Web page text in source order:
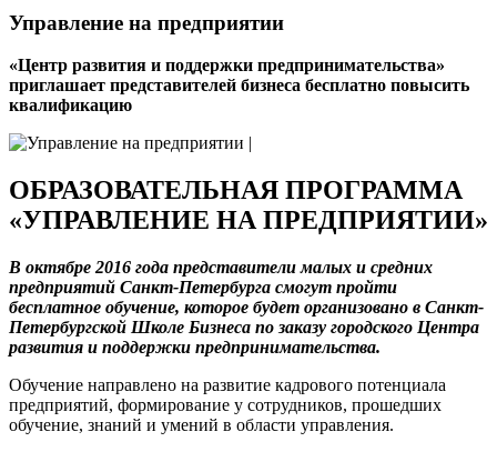
Управление на предприятии
«Центр развития и поддержки предпринимательства»
приглашает представителей бизнеса бесплатно повысить
квалификацию
ОБРАЗОВАТЕЛЬНАЯ ПРОГРАММА
«УПРАВЛЕНИЕ НА ПРЕДПРИЯТИИ»
В октябре 2016 года представители малых и средних
предприятий Санкт-Петербурга смогут пройти
бесплатное обучение, которое будет организовано в Санкт-
Петербургской Школе Бизнеса по заказу городского Центра
развития и поддержки предпринимательства.
Обучение направлено на развитие кадрового потенциала
предприятий, формирование у сотрудников, прошедших
обучение, знаний и умений в области управления.